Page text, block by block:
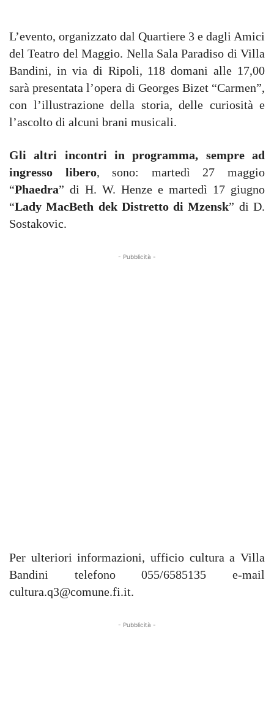
L’evento, organizzato dal Quartiere 3 e dagli Amici
del Teatro del Maggio. Nella Sala Paradiso di Villa
Bandini, in via di Ripoli, 118 domani alle 17,00
sarà presentata l’opera di Georges Bizet “Carmen”,
con l’illustrazione della storia, delle curiosità e
l’ascolto di alcuni brani musicali.
Gli altri incontri in programma, sempre ad
ingresso libero, sono: martedì 27 maggio
“Phaedra” di H. W. Henze e martedì 17 giugno
“Lady MacBeth dek Distretto di Mzensk” di D.
Sostakovic.
- Pubblicità -
Per ulteriori informazioni, ufficio cultura a Villa
Bandini telefono 055/6585135 e-mail
cultura.q3@comune.fi.it.
- Pubblicità -